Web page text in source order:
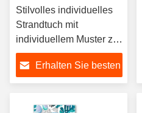
Stilvolles individuelles
Strandtuch mit
individuellem Muster zu
verkaufen,
personalisiertes
Strandtuch
Erhalten Sie besten